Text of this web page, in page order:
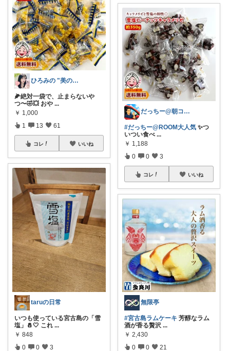
ひろみの "美の出る杭💫プロフにお礼✨
🌽絶対一袋で、止まらないや
つ〜🤣💥 おや ...
￥ 1,000
1 13 61
コレ いいね
taruの日常
いつも使っている宮古島の「雪
塩」🧂🤍 これ ...
￥ 848
0 0 3
だっちー@朝コレ5時🚗カー用品探求家
#だっちー@ROOM大人気 ✨つ
いつい食べ ...
￥ 1,188
0 0 3
コレ いいね
無限亭
#宮古島ラムケーキ 芳醇なラム
酒が香る贅沢 ...
￥ 2,430
0 0 21